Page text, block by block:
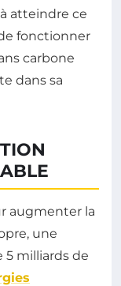
atteindre ce
fonctionner
carbone
dans sa
augmenter la
une
5 milliards de